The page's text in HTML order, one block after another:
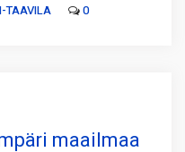
TAAVILA 0
maailmaa